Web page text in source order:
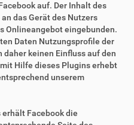
auf. Der Inhalt des
das Gerät des Nutzers
Onlineangebot eingebunden.
Daten Nutzungsprofile der
keinen Einfluss auf den
Hilfe dieses Plugins erhebt
unserem
Facebook die